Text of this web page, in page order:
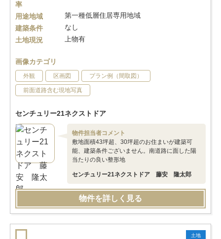
率
用途地域
第一種低層住居専用地域
建築条件
なし
土地現況
上物有
画像カテゴリ
外観 区画図 プラン例（間取図）
前面道路含む現地写真
センチュリー21ネクストドア
物件担当者コメント
敷地面積43坪超、30坪超のお住まいが建築可
能、建築条件ございません。南道路に面した陽
当たりの良い整形地
センチュリー21ネクストドア 藤安 隆太郎
物件を詳しく見る
土地